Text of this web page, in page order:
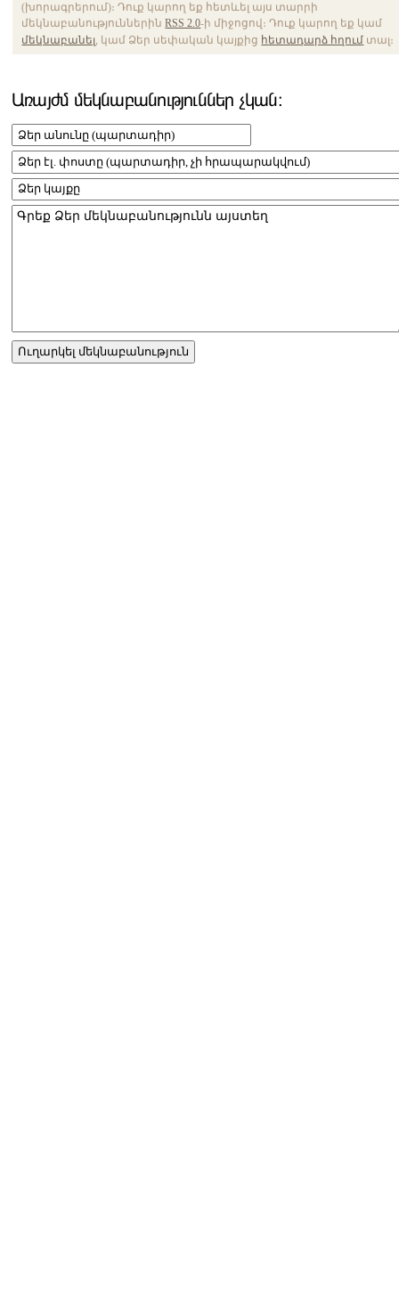
(խորագրերում)։ Դուք կարող եք հետևել այս տարրի
մեկնաբանություններինRSS 2.0-ի միջոցով։ Դուք կարող եք կամ
մեկնաբանել, կամ Ձեր սեփական կայքից հետադարձ հղում տալ։
Առայժմ մեկնաբանություններ չկան։